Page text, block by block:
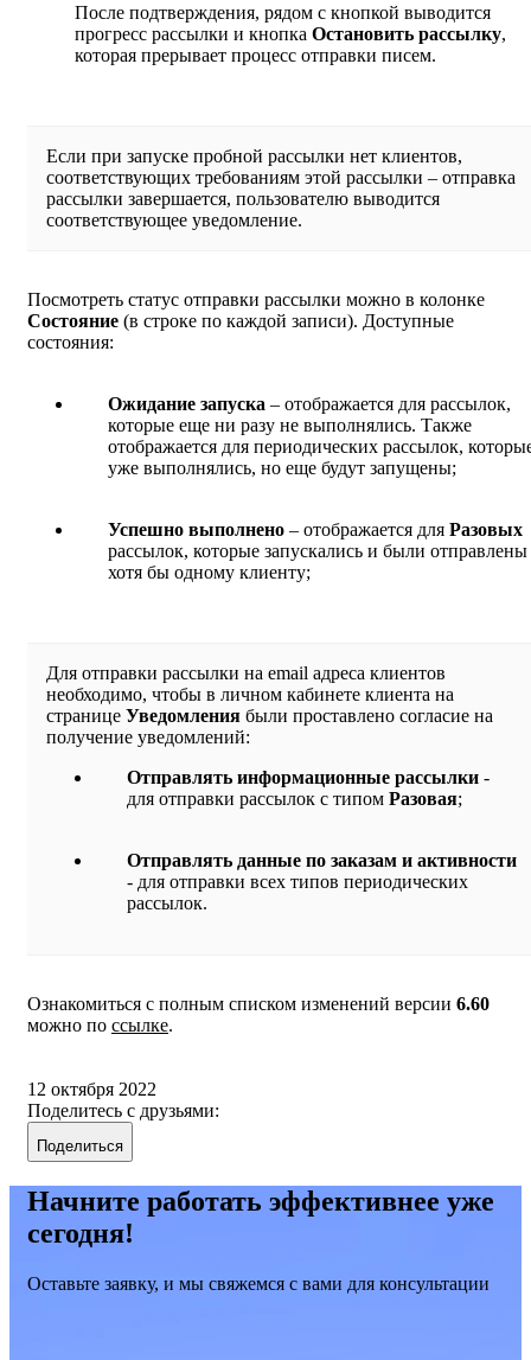
После подтверждения, рядом с кнопкой выводится
прогресс рассылки и кнопка Остановить рассылку,
которая прерывает процесс отправки писем.
Если при запуске пробной рассылки нет клиентов,
соответствующих требованиям этой рассылки – отправка
рассылки завершается, пользователю выводится
соответствующее уведомление.
Посмотреть статус отправки рассылки можно в колонке
Состояние (в строке по каждой записи). Доступные
состояния:
Ожидание запуска – отображается для рассылок,
которые еще ни разу не выполнялись. Также
отображается для периодических рассылок,
уже выполнялись, но еще будут запущены;
Успешно выполнено – отображается для Разовых
рассылок, которые запускались и были отправлены
хотя бы одному клиенту;
Для отправки рассылки на email адреса клиентов
необходимо, чтобы в личном кабинете клиента на
странице Уведомления были проставлено согласие на
получение уведомлений:
Отправлять информационные рассылки -
для отправки рассылок с типом Разовая;
Отправлять данные по заказам и активности
- для отправки всех типов периодических
рассылок.
Ознакомиться с полным списком изменений версии 6.60
можно по ссылке.
12 октября 2022
Поделитесь с друзьями:
Поделиться
Начните работать эффективнее уже
сегодня!
Оставьте заявку, и мы свяжемся с вами для консультации